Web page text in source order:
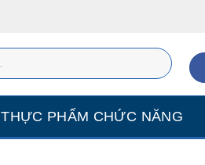
THỰC PHẨM CHỨC NĂNG